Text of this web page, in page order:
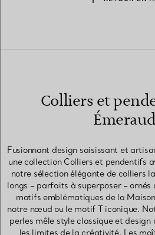
Colliers et
Fusionnant design saisissant et
une collection Colliers et pendentifs
notre sélection élégante de colliers
longs – parfaits à superposer – ornés
motifs emblématiques de la
notre nœud ou le motif T iconique.
perles mêle style classique et
les limites de la créativité. Les